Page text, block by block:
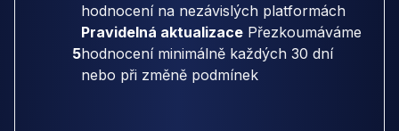
hodnocení na nezávislých platformách
5
Pravidelná aktualizace Přezkoumáváme
hodnocení minimálně každých 30 dní
nebo při změně podmínek